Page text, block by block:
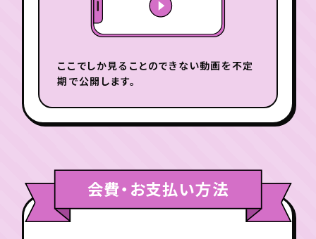
ここでしか見ることのできない動画を不定
期で公開します。
会費・お支払い方法